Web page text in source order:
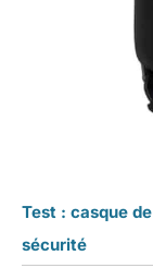
Test : casque
sécurité